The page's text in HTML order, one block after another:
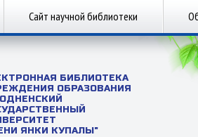
Сайт научной библиотеки
БИБЛИОТЕКА
ОБРАЗОВАНИЯ
ЯНКИ КУПАЛЫ"